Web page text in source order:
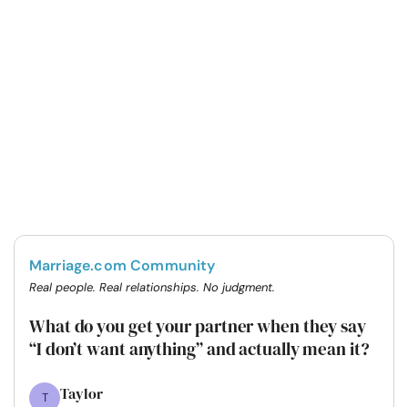
Marriage.com Community
Real people. Real relationships. No judgment.
What do you get your partner when they say
“I don’t want anything” and actually mean it?
T Taylor